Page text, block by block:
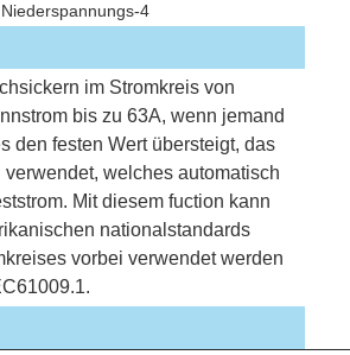
4
im Stromkreis von
bis zu 63A, wenn jemand
den festen Wert übersteigt, das
welches automatisch
Mit diesem fuction kann
nationalstandards
vorbei verwendet werden